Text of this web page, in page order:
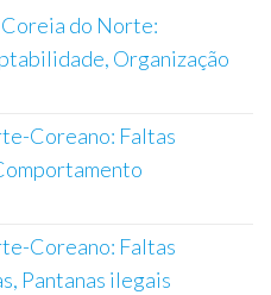
do Norte:
Organização
Coreano: Faltas
Coreano: Faltas
Pantanas ilegais